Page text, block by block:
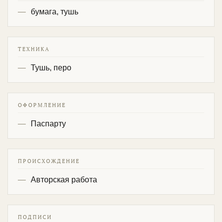
бумага, тушь
ТЕХНИКА
Тушь, перо
ОФОРМЛЕНИЕ
Паспарту
ПРОИСХОЖДЕНИЕ
Авторская работа
ПОДПИСИ